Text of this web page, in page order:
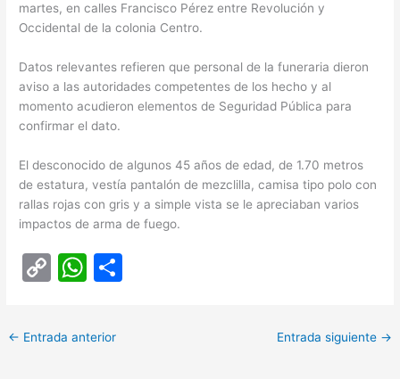
martes, en calles Francisco Pérez entre Revolución y
Occidental de la colonia Centro.
Datos relevantes refieren que personal de la funeraria dieron
aviso a las autoridades competentes de los hecho y al
momento acudieron elementos de Seguridad Pública para
confirmar el dato.
El desconocido de algunos 45 años de edad, de 1.70 metros
de estatura, vestía pantalón de mezclilla, camisa tipo polo con
rallas rojas con gris y a simple vista se le apreciaban varios
impactos de arma de fuego.
C
p
y
W
at
s
← Entrada anterior Entrada siguiente →